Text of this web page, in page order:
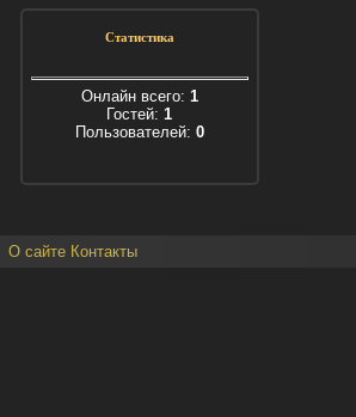
Статистика
Онлайн всего: 1
Гостей: 1
Пользователей: 0
О сайте Контакты